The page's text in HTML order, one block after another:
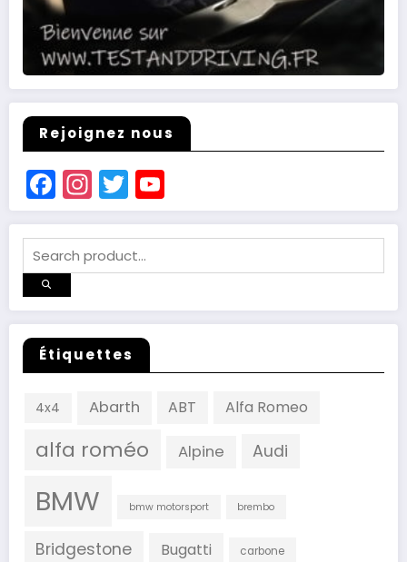
Rejoignez nous
Facebook
Instagram
Twitter
Channel
Étiquettes
4x4 Abarth ABT Alfa Romeo
alfa roméo Alpine Audi
BMW bmw motorsport brembo
Bridgestone Bugatti carbone